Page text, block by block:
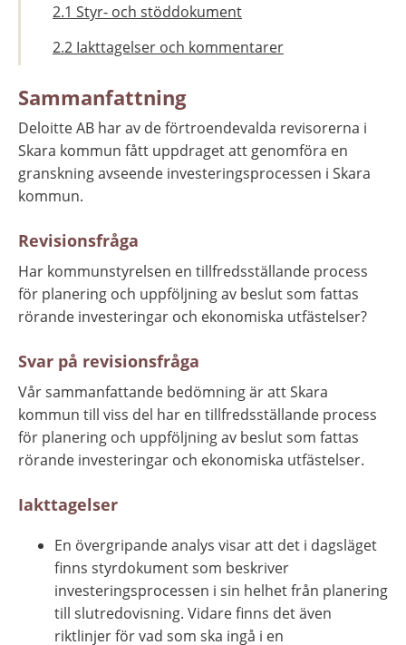
2.1 Styr- och stöddokument
2.2 Iakttagelser och kommentarer
Sammanfattning
Deloitte AB har av de förtroendevalda revisorerna i
Skara kommun fått uppdraget att genomföra en
granskning avseende investeringsprocessen i Skara
kommun.
Revisionsfråga
Har kommunstyrelsen en tillfredsställande process
för planering och uppföljning av beslut som fattas
rörande investeringar och ekonomiska utfästelser?
Svar på revisionsfråga
Vår sammanfattande bedömning är att Skara
kommun till viss del har en tillfredsställande process
för planering och uppföljning av beslut som fattas
rörande investeringar och ekonomiska utfästelser.
Iakttagelser
En övergripande analys visar att det i dagsläget
finns styrdokument som beskriver
investeringsprocessen i sin helhet från planering
till slutredovisning. Vidare finns det även
riktlinjer för vad som ska ingå i en